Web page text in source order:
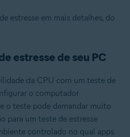
estresse em mais detalhes, do
estresse de seu PC
da CPU com um teste de
o computador
o teste pode demandar muito
para um teste de estresse
controlado no qual apps